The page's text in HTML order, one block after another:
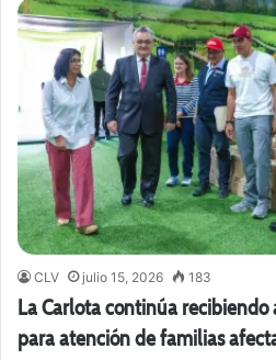
CLV julio 15, 2026 183
La Carlota continúa
para atención de familias